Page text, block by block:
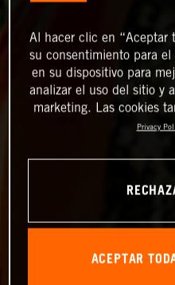
Al hacer clic en “Aceptar
su consentimiento para
en su dispositivo para
analizar el uso del sitio y
marketing. Las cookies
Privacy
ACEPTAR